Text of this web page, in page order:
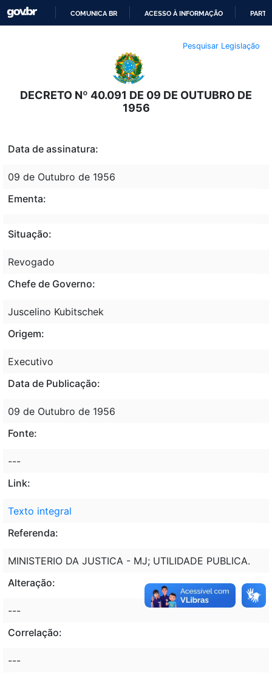
O
CONTEÚDO
COMUNICA BR ACESSO À INFORMAÇÃO
Pesquisar Legislação
DECRETO Nº 40.091 DE 09 DE OUTUBRO DE
1956
Data de assinatura:
09 de Outubro de 1956
Ementa:
Situação:
Revogado
Chefe de Governo:
Juscelino Kubitschek
Origem:
Executivo
Data de Publicação:
09 de Outubro de 1956
Fonte:
---
Link:
Texto integral
Referenda:
MINISTERIO DA JUSTICA - MJ; UTILIDADE PUBLICA.
Alteração:
---
Correlação:
---